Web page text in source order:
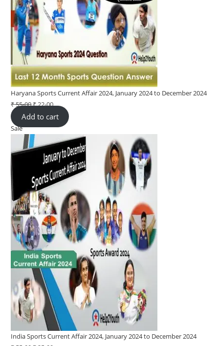
Haryana Sports Current Affair 2024, January 2024 to December 2024
₹55-00Original
price
was:
₹ 55-
00.
₹22-00Current
price
is:
₹ 22-
00.
Add to cart
SaleProduct
on
sale
India Sports Current Affair 2024, January 2024 to December 2024